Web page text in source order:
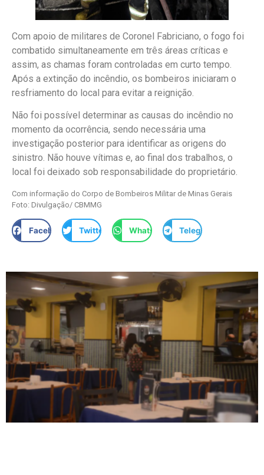
Com apoio de militares de Coronel Fabriciano, o fogo foi
combatido simultaneamente em três áreas críticas e
assim, as chamas foram controladas em curto tempo.
Após a extinção do incêndio, os bombeiros iniciaram o
resfriamento do local para evitar a reignição.
Não foi possível determinar as causas do incêndio no
momento da ocorrência, sendo necessária uma
investigação posterior para identificar as origens do
sinistro. Não houve vítimas e, ao final dos trabalhos, o
local foi deixado sob responsabilidade do proprietário.
Com informação do Corpo de Bombeiros Militar de Minas Gerais
Foto: Divulgação/ CBMMG
Facebook Twitter WhatsApp Telegram